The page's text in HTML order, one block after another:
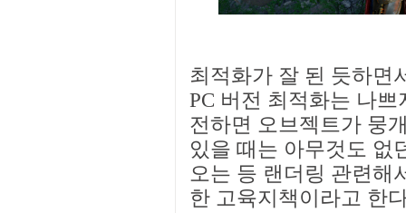
최적화가 잘 된 듯하면
PC 버전 최적화는 나
전하면 오브젝트가 뭉
있을 때는 아무것도 없
오는 등 랜더링 관련해
한 고육지책이라고 한